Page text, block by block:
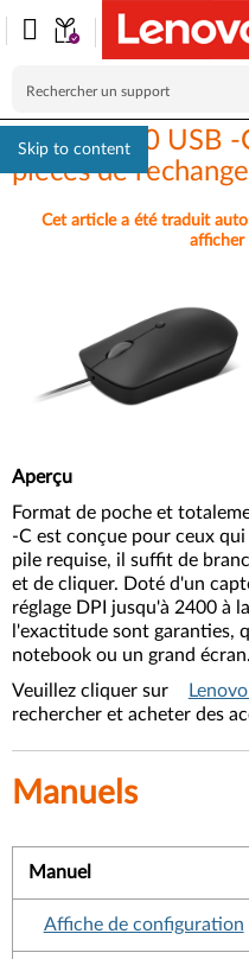
Skip to content
Lenovo 400 USB
pièces de rechange
Cet article a été traduit
afficher
Aperçu
Format de poche et
-C est conçue pour ceux
pile requise, il suffit de
et de cliquer. Doté d'un
réglage DPI jusqu'à 2400 à
l'exactitude sont garanties,
notebook ou un grand écran.
Veuillez cliquer sur
rechercher et acheter des
Manuels
Manuel
Affiche de configuration